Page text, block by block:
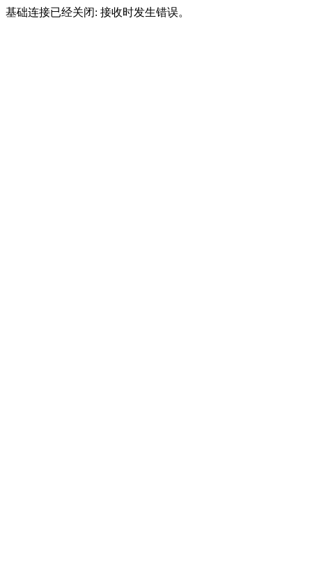
基础连接已经关闭: 接收时发生错误。